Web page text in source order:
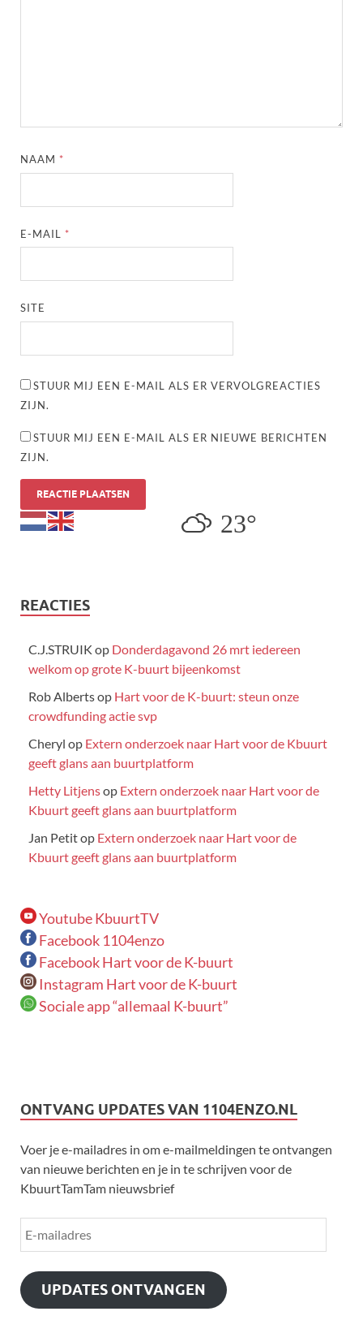
NAAM *
E-MAIL *
SITE
STUUR MIJ EEN E-MAIL ALS ER VERVOLGREACTIES
ZIJN.
STUUR MIJ EEN E-MAIL ALS ER NIEUWE BERICHTEN
ZIJN.
23°
REACTIES
C.J.STRUIK op Donderdagavond 26 mrt iedereen
welkom op grote K-buurt bijeenkomst
Rob Albertsop Hart voor de K-buurt: steun onze
crowdfunding actie svp
Cheryl op Extern onderzoek naar Hart voor de Kbuurt
geeft glans aan buurtplatform
Hetty Litjensop Extern onderzoek naar Hart voor de
Kbuurt geeft glans aan buurtplatform
Jan Petitop Extern onderzoek naar Hart voor de
Kbuurt geeft glans aan buurtplatform
Youtube KbuurtTV
Facebook 1104enzo
Facebook Hart voor de K-buurt
Instagram Hart voor de K-buurt
Sociale app “allemaal K-buurt”
ONTVANG UPDATES VAN 1104ENZO.NL
Voer je e-mailadres in om e-mailmeldingen te ontvangen
van nieuwe berichten en je in te schrijven voor de
KbuurtTamTam nieuwsbrief
UPDATES ONTVANGEN